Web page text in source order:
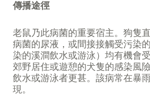
傳播途徑
老鼠乃此病菌的重要宿主。狗隻
病菌的尿液，或間接接觸受污染
染的溪澗飲水或游泳）均有機會
郊野居住或遊憩的犬隻的感染風
飲水或游泳者更甚。該病常在暴
現。